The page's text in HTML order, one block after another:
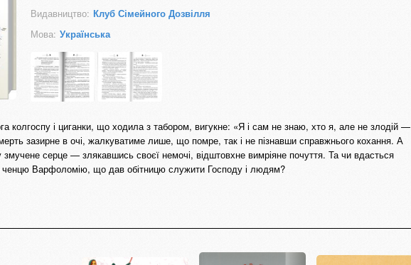
Видавництво: Клуб Сімейного Дозвілля
Мова: Українська
колгоспу і циганки, що ходила з табором, вигукне: «Я і сам не знаю, хто я, але не злодій —
зазирне в очі, жалкуватиме лише, що помре, так і не пізнавши справжнього кохання. А
змучене серце — злякавшись своєї немочі, відштовхне вимріяне почуття. Та чи вдасться
Варфоломію, що дав обітницю служити Господу і людям?